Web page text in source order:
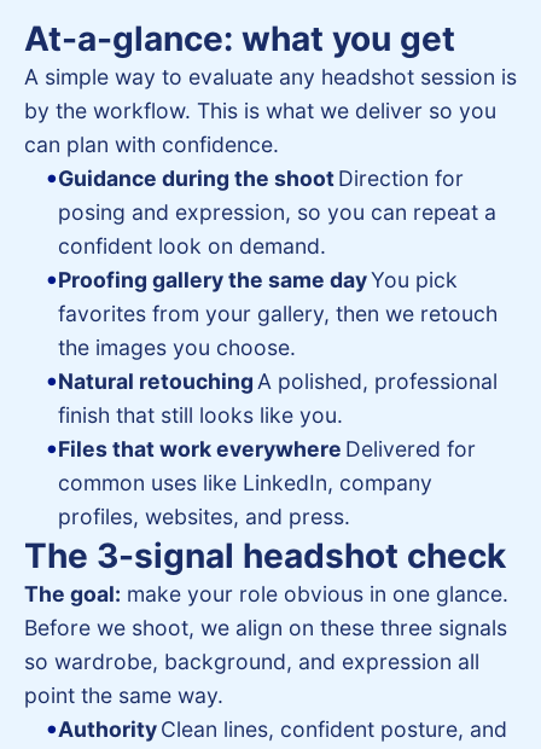
At-a-glance: what you get
A simple way to evaluate any headshot session is
by the workflow. This is what we deliver so you
can plan with confidence.
Guidance during the shoot Direction for
posing and expression, so you can repeat a
confident look on demand.
Proofing gallery the same dayYou pick
favorites from your gallery, then we retouch
the images you choose.
Natural retouchingA polished, professional
finish that still looks like you.
Files that work everywhere Delivered for
common uses like LinkedIn, company
profiles, websites, and press.
The 3-signal headshot check
The goal: make your role obvious in one glance.
Before we shoot, we align on these three signals
so wardrobe, background, and expression all
point the same way.
Authority Clean lines, confident posture, and